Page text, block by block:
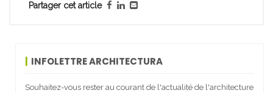
Partager cet article
INFOLETTRE ARCHITECTURA
Souhaitez-vous rester au courant de l'actualité de l'architecture